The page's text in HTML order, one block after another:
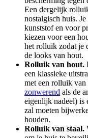
Een dergelijk
nostalgisch huis.
kunststof en voor
kiezen voor een
het rolluik zodat je
de looks van hout.
Rolluik van hout.
een klassieke
met een rolluik
zonwerend als de
eigenlijk nadeel) is
zal moeten
houden.
Rolluik van staal.